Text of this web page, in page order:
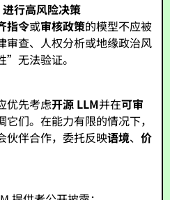
行高风险决策
指令或审核政策的模型不应被
审查、人权分析或地缘政治风
”无法验证。
优先考虑开源 LLM并在可审
它们。在能力有限的情况下，
伙伴合作，委托反映语境、价